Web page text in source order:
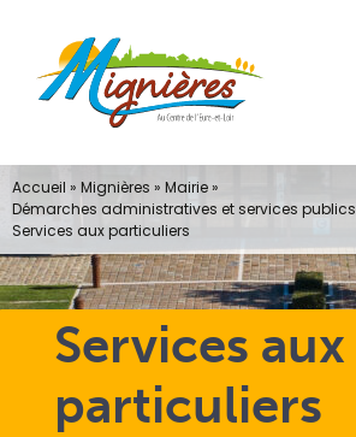
contenu
Services aux
particuliers
Accueil » Mignières » Mairie»
Démarches administratives et services publics
Services aux particuliers